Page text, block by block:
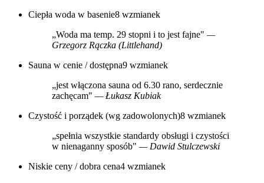
Ciepła woda w basenie8 wzmianek
„Woda ma temp. 29 stopni i to jest fajne" —
Grzegorz Rączka (Littlehand)
Sauna w cenie / dostępna9 wzmianek
„jest włączona sauna od 6.30 rano, serdecznie
zachęcam" — Łukasz Kubiak
Czystość i porządek (wg zadowolonych)8 wzmianek
„spełnia wszystkie standardy obsługi i czystości
w nienaganny sposób" — Dawid Stulczewski
Niskie ceny / dobra cena4 wzmianek